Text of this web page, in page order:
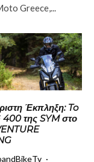
Greece,...
Έκπληξη: To
400 της SYM στο
·